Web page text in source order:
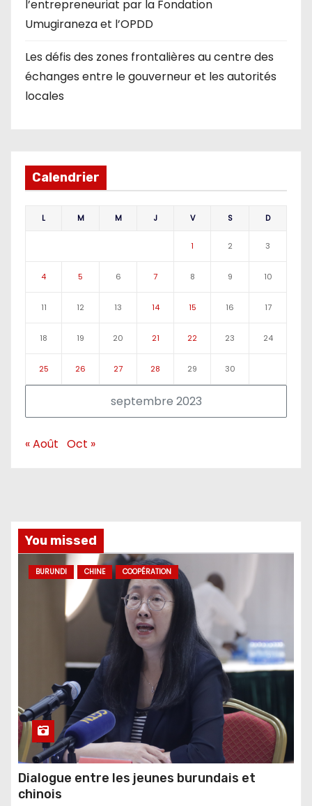
l’entrepreneuriat par la Fondation
Umugiraneza et l’OPDD
Les défis des zones frontalières au centre des
échanges entre le gouverneur et les autorités
locales
Calendrier
septembre 2023
L M M J V S D
1 2 3
4 5 6 7 8 9 10
11 12 13 14 15 16 17
18 19 20 21 22 23 24
25 26 27 28 29 30
« Août Oct »
You missed
BURUNDI CHINE COOPÉRATION
Dialogue entre les jeunes burundais et
chinois